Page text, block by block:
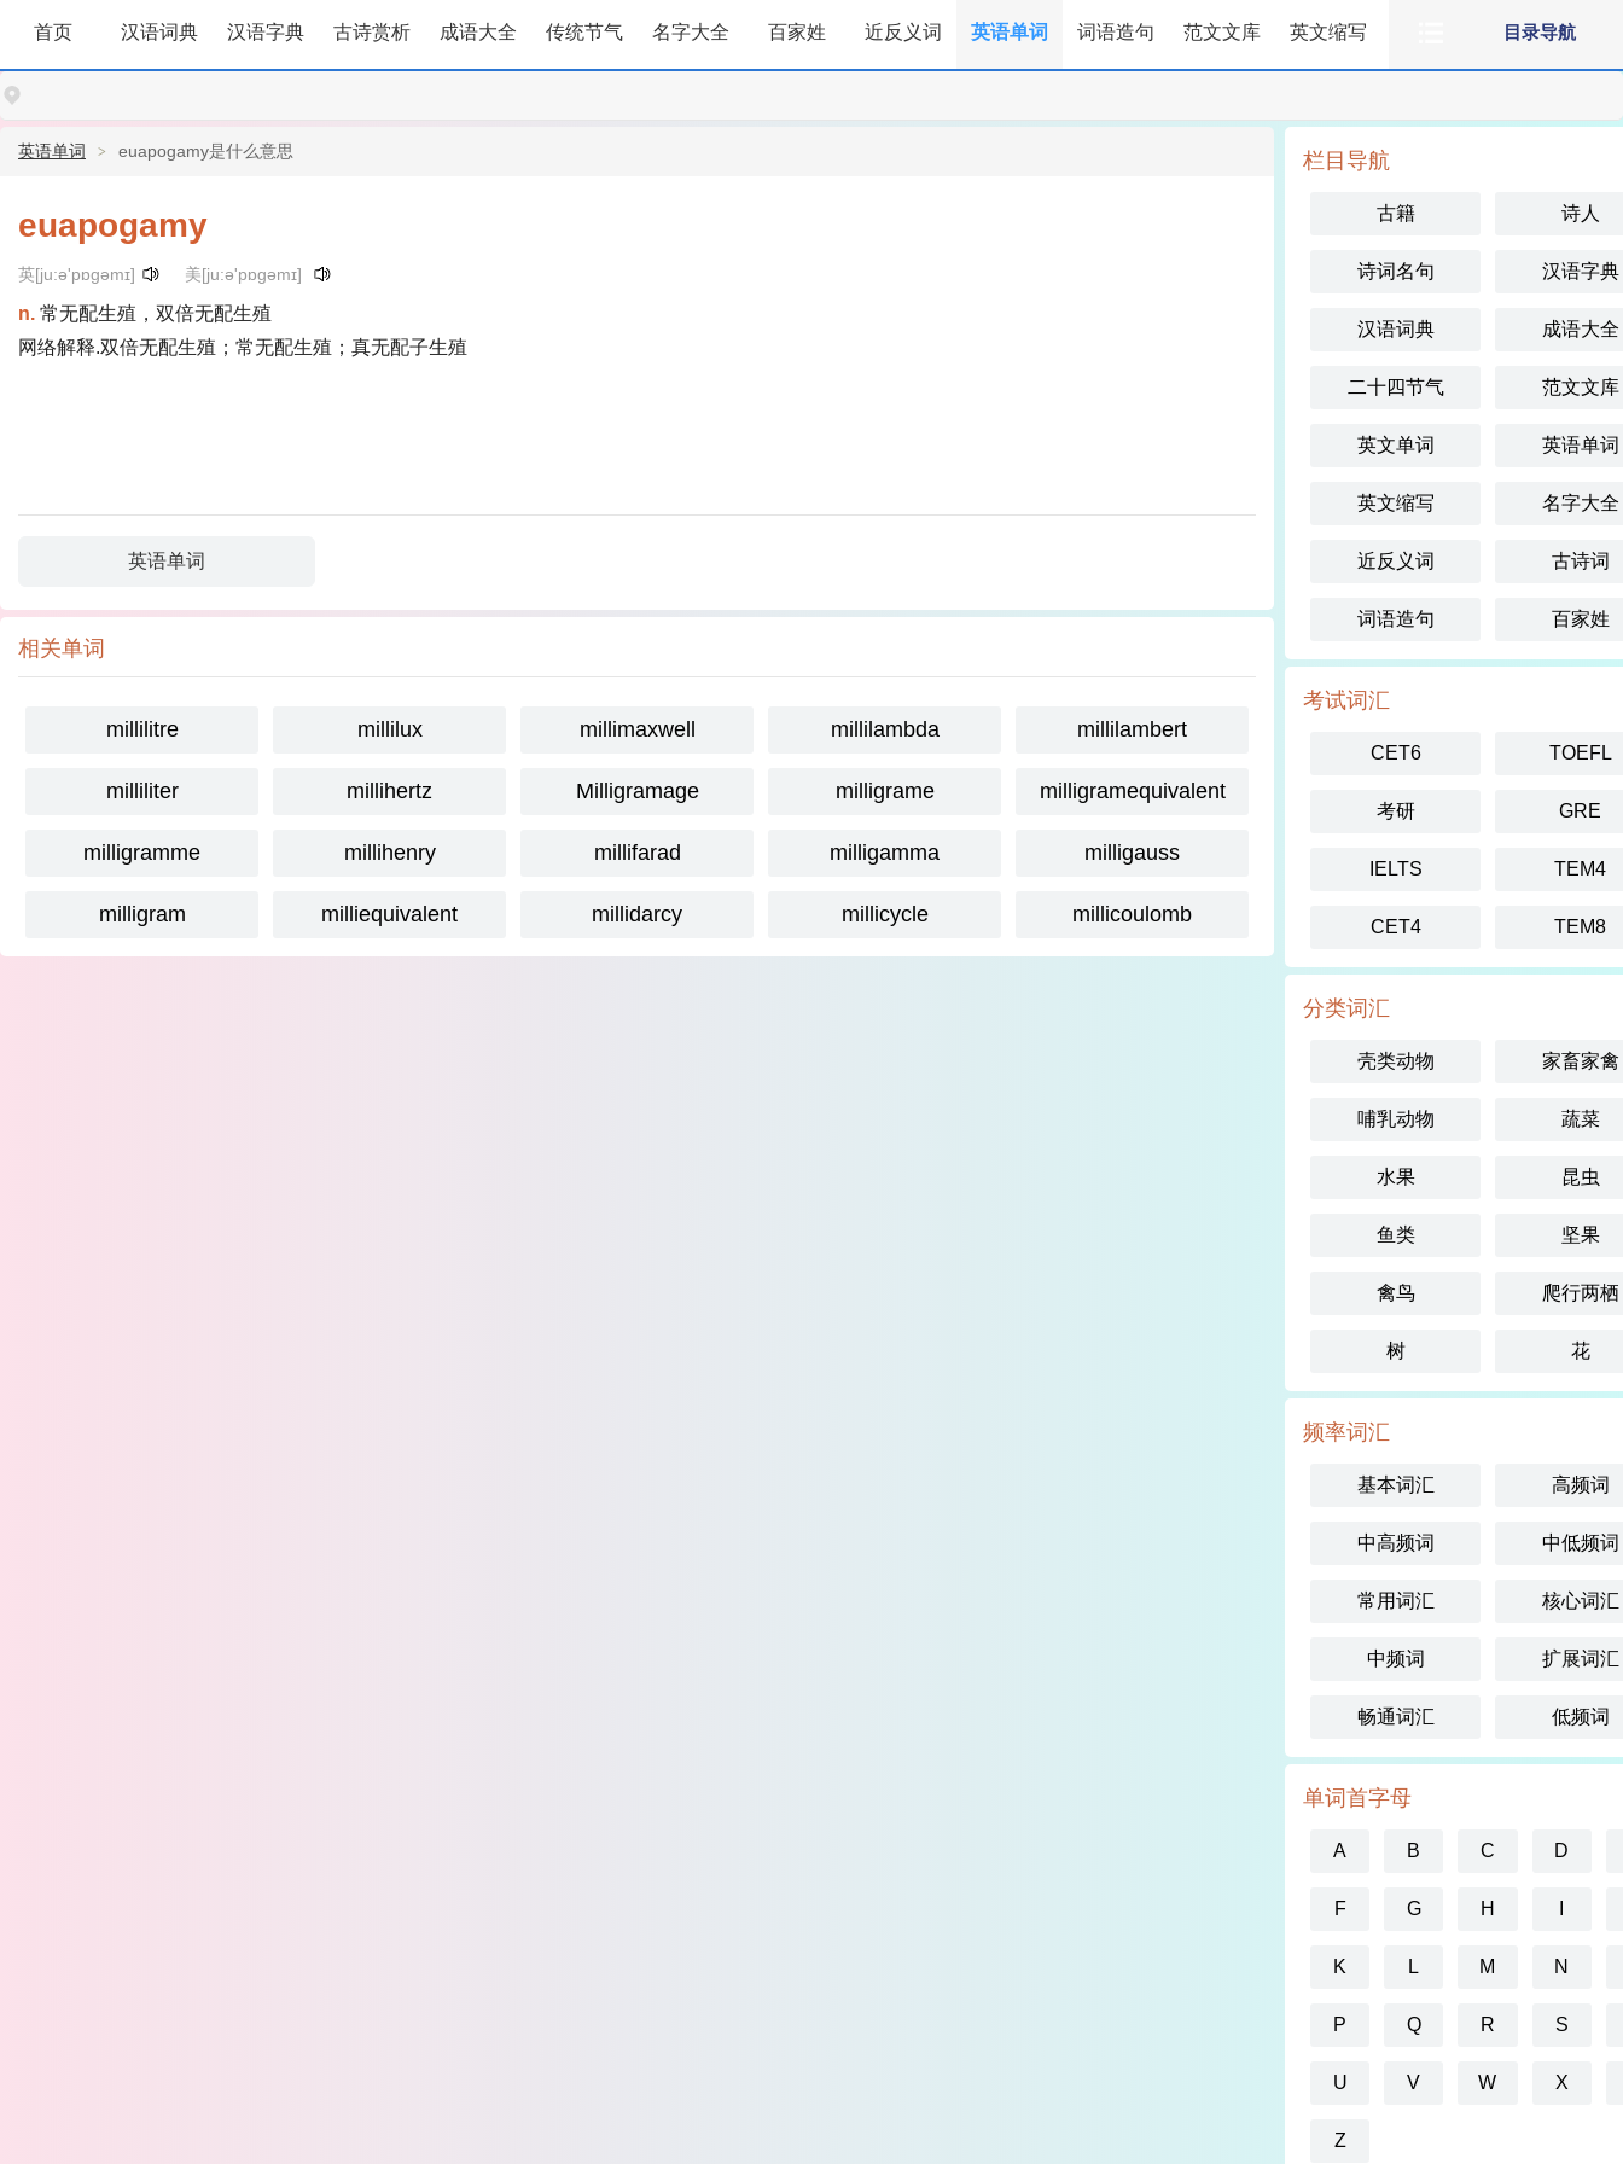
目录导航
首页 汉语词典 汉语字典 古诗赏析 成语大全 传统节气 名字大全 百家姓 近反义词 英语单词 词语造句 范文文库 英文缩写
英语单词 euapogamy是什么意思
euapogamy
英[ju:ə'pɒgəmɪ] 美[ju:ə'pɒgəmɪ]
n. 常无配生殖，双倍无配生殖
网络解释.双倍无配生殖；常无配生殖；真无配子生殖
英语单词
相关单词
millilitre millilux millimaxwell millilambda millilambert
milliliter millihertz Milligramage milligrame milligramequivalent
milligramme millihenry millifarad milligamma milligauss
milligram milliequivalent millidarcy millicycle millicoulomb
栏目导航
古籍 诗人
诗词名句 汉语字典
汉语词典 成语大全
二十四节气 范文文库
英文单词 英语单词
英文缩写 名字大全
近反义词 古诗词
词语造句 百家姓
考试词汇
CET6 TOEFL
考研 GRE
IELTS TEM4
CET4 TEM8
分类词汇
壳类动物 家畜家禽
哺乳动物 蔬菜
水果 昆虫
鱼类 坚果
禽鸟 爬行两栖
树 花
频率词汇
基本词汇 高频词
中高频词 中低频词
常用词汇 核心词汇
中频词 扩展词汇
畅通词汇 低频词
单词首字母
A B C D
F G H
K L M N
P Q R S
U V W X
Z